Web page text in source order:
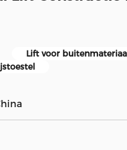
Lift voor